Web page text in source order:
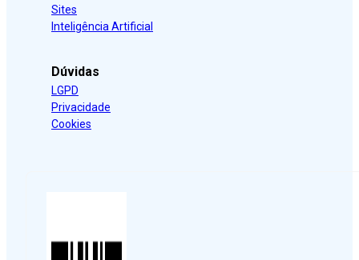
Sites
Inteligência Artificial
Dúvidas
LGPD
Privacidade
Cookies